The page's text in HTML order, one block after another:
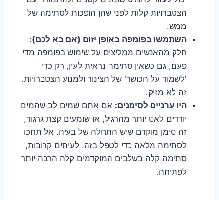
הצטברויות קלות לפני שהן הופכות לסתימה של
ממש.
השתמשו בפומפה באופן יזום (אם בא לכם):
חלק מהאנשים ממליצים על שימוש בפומפה מדי
פעם, גם כשאין סתימה נראית לעין, רק כדי
'לשמור על הכושר' של הצינור ולמנוע הצטברויות.
זה לא מזיק.
היו ערניים לסימנים: אם אתם שמים לב שהמים
יורדים לאט יותר מהרגיל, או שומעים קצת גרגור,
זה סימן מוקדם שיש התחלה של בעיה. אל תחכו
לסתימה מלאה כדי לטפל בזה. לעיתים קרובות,
סתימה קלה בשלבים המוקדמים קלה הרבה יותר
לפתיחה.